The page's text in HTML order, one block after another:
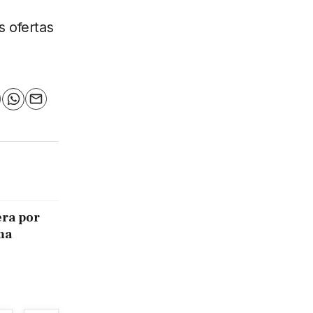
ofertas
WhatsApp
Email
por